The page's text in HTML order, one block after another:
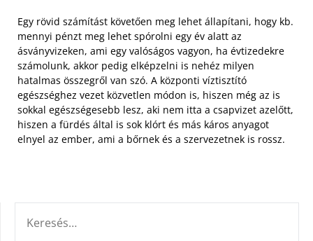
Egy rövid számítást követően meg lehet állapítani, hogy kb.
mennyi pénzt meg lehet spórolni egy év alatt az
ásványvizeken, ami egy valóságos vagyon, ha évtizedekre
számolunk, akkor pedig elképzelni is nehéz milyen
hatalmas összegről van szó. A központi víztisztító
egészséghez vezet közvetlen módon is, hiszen még az is
sokkal egészségesebb lesz, aki nem itta a csapvizet azelőtt,
hiszen a fürdés által is sok klórt és más káros anyagot
elnyel az ember, ami a bőrnek és a szervezetnek is rossz.